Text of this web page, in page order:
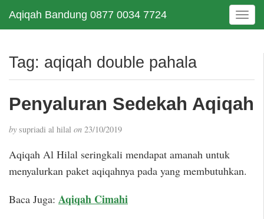
Aqiqah Bandung 0877 0034 7724
T
o
e
a
t
Tag: aqiqah double pahala
Penyaluran Sedekah Aqiqah
by supriadi al hilal on 23/10/2019
Aqiqah Al Hilal seringkali mendapat amanah untuk
menyalurkan paket aqiqahnya pada yang membutuhkan.
Baca Juga: Aqiqah Cimahi